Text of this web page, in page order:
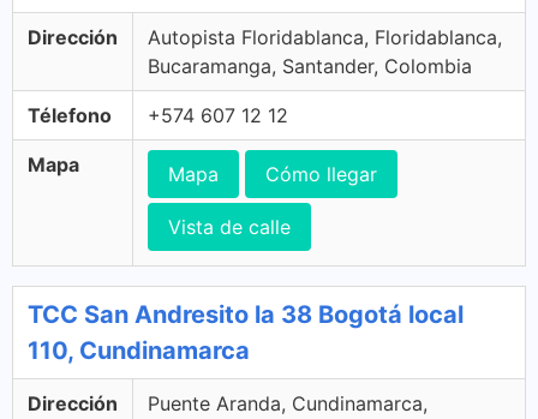
Dirección
Autopista Floridablanca, Floridablanca,
Bucaramanga, Santander, Colombia
Télefono +574 607 12 12
Mapa Mapa Cómo llegar
Vista de calle
TCC San Andresito la 38 Bogotá local
110, Cundinamarca
Dirección
Puente Aranda, Cundinamarca,